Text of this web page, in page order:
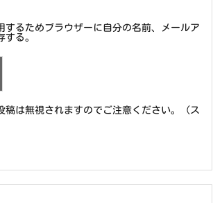
するためブラウザーに自分の名前、メールア
する。
稿は無視されますのでご注意ください。（ス